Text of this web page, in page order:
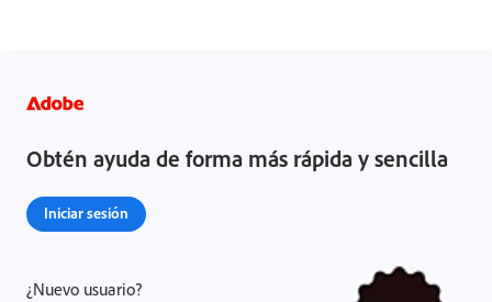
Obtén ayuda de forma más rápida y sencilla
Iniciar sesión
¿Nuevo usuario?